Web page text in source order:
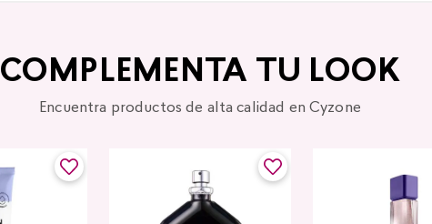
COMPLEMENTA TU LOOK
Encuentra productos de alta calidad en Cyzone